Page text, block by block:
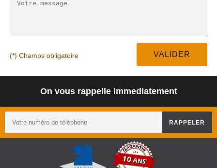
(*) Champs obligatoire
On vous rappelle immediatement